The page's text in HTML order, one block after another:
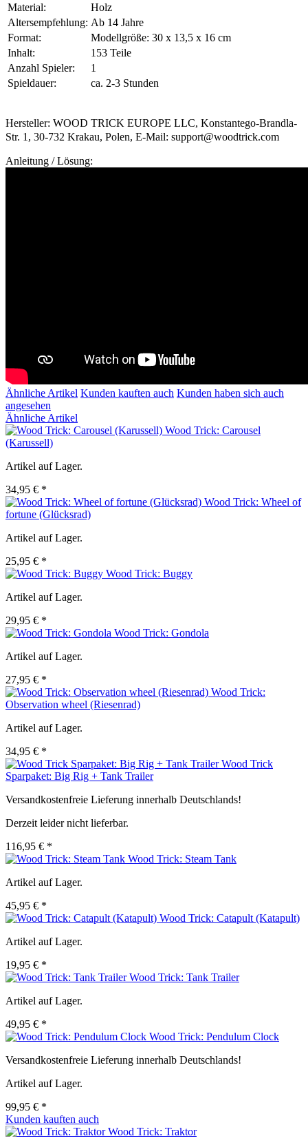
Material:
Holz
Altersempfehlung: Ab 14 Jahre
Format:
Modellgröße: 30 x 13,5 x 16 cm
Inhalt:
153 Teile
Anzahl Spieler:
1
Spieldauer:
ca. 2-3 Stunden
Hersteller: WOOD TRICK EUROPE LLC, Konstantego-Brandla-
Str. 1, 30-732 Krakau, Polen, E-Mail: support@woodtrick.com
Anleitung / Lösung:
Ähnliche Artikel Kunden kauften auch Kunden haben sich auch
angesehen
Ähnliche Artikel
Wood Trick: Carousel
(Karussell)
Artikel auf Lager.
34,95 € *
Wood Trick: Wheel of
fortune (Glücksrad)
Artikel auf Lager.
25,95 € *
Wood Trick: Buggy
Artikel auf Lager.
29,95 € *
Wood Trick: Gondola
Artikel auf Lager.
27,95 € *
Wood Trick:
Observation wheel (Riesenrad)
Artikel auf Lager.
34,95 € *
Wood Trick
Sparpaket: Big Rig + Tank Trailer
Versandkostenfreie Lieferung innerhalb Deutschlands!
Derzeit leider nicht lieferbar.
116,95 € *
Wood Trick: Steam Tank
Artikel auf Lager.
45,95 € *
Wood Trick: Catapult (Katapult)
Artikel auf Lager.
19,95 € *
Wood Trick: Tank Trailer
Artikel auf Lager.
49,95 € *
Wood Trick: Pendulum Clock
Versandkostenfreie Lieferung innerhalb Deutschlands!
Artikel auf Lager.
99,95 € *
Kunden kauften auch
Wood Trick: Traktor